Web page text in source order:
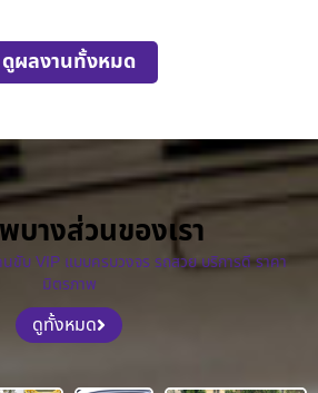
ดูผลงานทั้งหมด
บางส่วนของเรา
ขับ VIP แบบครบวงจร รถสวย บริการดี ราคา
มิตรภาพ
ดูทั้งหมด